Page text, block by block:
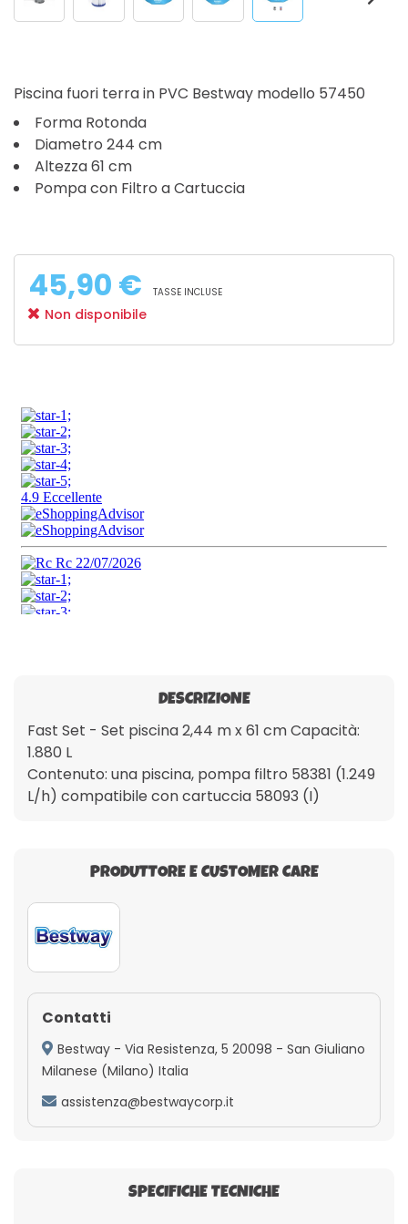
Piscina fuori terra in PVC Bestway modello 57450
Forma Rotonda
Diametro 244 cm
Altezza 61 cm
Pompa con Filtro a Cartuccia
45,90 € TASSE INCLUSE
Non disponibile
DESCRIZIONE
Fast Set - Set piscina 2,44 m x 61 cm Capacità:
1.880 L
Contenuto: una piscina, pompa filtro 58381 (1.249
L/h) compatibile con cartuccia 58093 (I)
PRODUTTORE E CUSTOMER CARE
Contatti
Bestway - Via Resistenza, 5 20098 - San Giuliano
Milanese (Milano) Italia
assistenza@bestwaycorp.it
SPECIFICHE TECNICHE